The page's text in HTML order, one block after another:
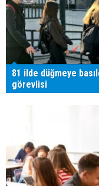
81 ilde düğmeye
görevlisi